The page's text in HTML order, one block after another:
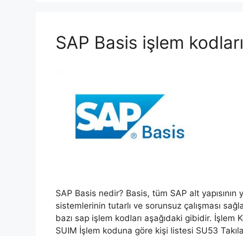
SAP Basis işlem kodları
SAP Basis nedir? Basis, tüm SAP alt
sistemlerinin tutarlı ve sorunsuz çalışması
bazı sap işlem kodları aşağıdaki gibidir. İşlem
SUIM İşlem koduna göre kişi listesi SU53